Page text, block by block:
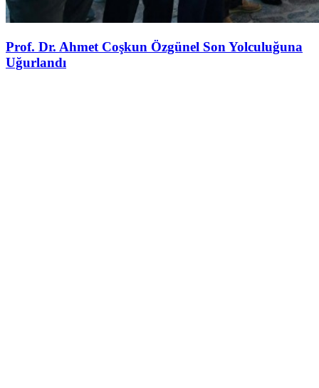
Prof. Dr. Ahmet Coşkun Özgünel Son Yolculuğuna
Uğurlandı